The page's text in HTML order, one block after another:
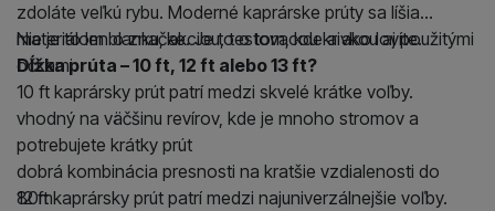
zdoláte veľkú rybu. Moderné kaprárske prúty sa líšia
materiálom blanku, akciou, testovacou krivkou aj použitými
očkami.
Nie je to len o značke. Je to o tom, kde a ako lovíte.
Dĺžka prúta – 10 ft, 12 ft alebo 13 ft?
10 ft kaprársky prút patrí medzi skvelé krátke voľby.
vhodný na väčšinu revírov, kde je mnoho stromov a
potrebujete krátky prút
dobrá kombinácia presnosti na kratšie vzdialenosti do
80m
12 ft kaprársky prút patrí medzi najuniverzálnejšie voľby.